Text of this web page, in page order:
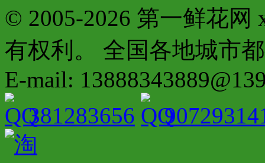
© 2005-2026 第一鲜花网
有权利。 全国各地城市
E-mail:
381283656